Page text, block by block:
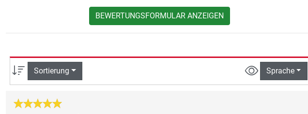
BEWERTUNGSFORMULAR ANZEIGEN
Sortierung Sprache